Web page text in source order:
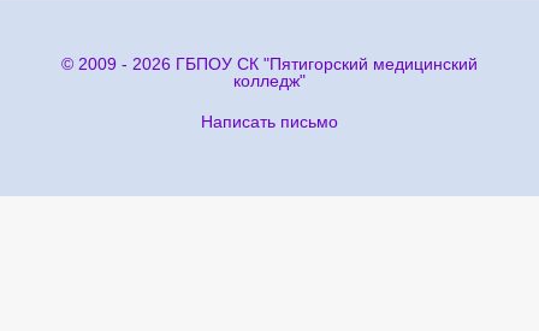
© 2009 - 2026 ГБПОУ СК "Пятигорский медицинский
колледж"
Написать письмо